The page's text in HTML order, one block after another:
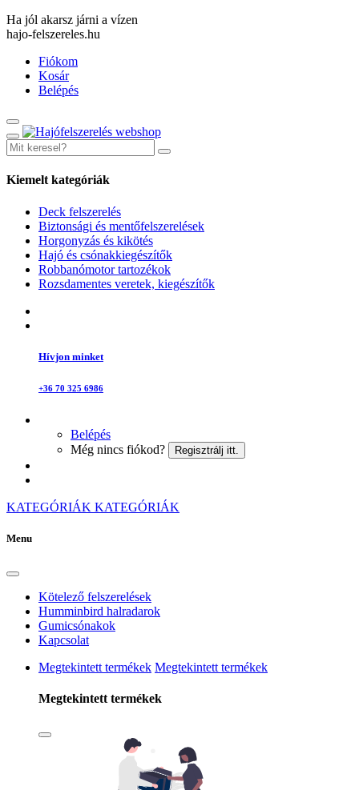
Ha jól akarsz járni a vízen
hajo-felszereles.hu
Fiókom
Kosár
Belépés
Kiemelt kategóriák
Deck felszerelés
Biztonsági és mentőfelszerelések
Horgonyzás és kikötés
Hajó és csónakkiegészítők
Robbanómotor tartozékok
Rozsdamentes veretek, kiegészítők
Hívjon minket
+36 70 325 6986
Belépés
Még nincs fiókod?
Regisztrálj itt.
KATEGÓRIÁK KATEGÓRIÁK
Menu
Kötelező felszerelések
Humminbird halradarok
Gumicsónakok
Kapcsolat
Megtekintett termékek Megtekintett termékek
Megtekintett termékek